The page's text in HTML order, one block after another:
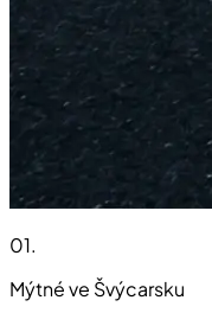
01.
Mýtné ve Švýcarsku